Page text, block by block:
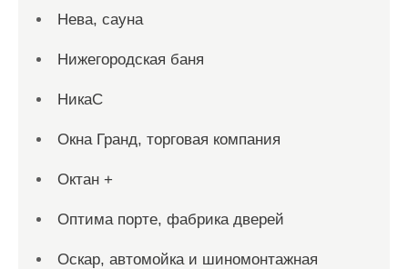
Нева, сауна
Нижегородская баня
НикаС
Окна Гранд, торговая компания
Октан +
Оптима порте, фабрика дверей
Оскар, автомойка и шиномонтажная